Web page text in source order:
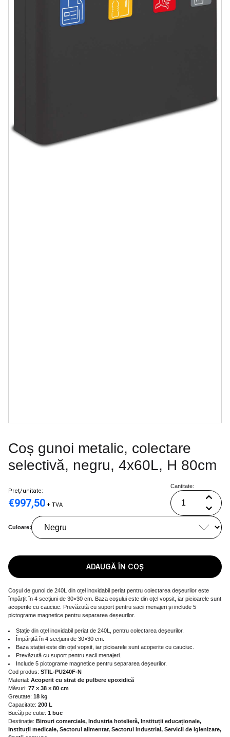
Coș gunoi metalic, colectare
selectivă, negru, 4x60L, H 80cm
Preț/unitate:
€997,50 + TVA
Cantitate:
Culoare:
ADAUGĂ ÎN COȘ
Coșul de gunoi de 240L din oțel inoxidabil periat pentru colectarea deșeurilor este
împărțit în 4 secțiuni de 30×30 cm. Baza coșului este din oțel vopsit, iar picioarele sunt
acoperite cu cauciuc. Prevăzută cu suport pentru sacii menajeri și include 5
pictograme magnetice pentru separarea deșeurilor.
Stație din oțel inoxidabil periat de 240L, pentru colectarea deșeurilor.
Împărțită în 4 secțiuni de 30×30 cm.
Baza stației este din oțel vopsit, iar picioarele sunt acoperite cu cauciuc.
Prevăzută cu suport pentru sacii menajeri.
Include 5 pictograme magnetice pentru separarea deșeurilor.
Cod produs: STIL-PU240F-N
Material: Acoperit cu strat de pulbere epoxidică
Măsuri: 77 × 38 × 80 cm
Greutate: 18 kg
Capacitate: 200 L
Bucăți pe cutie: 1 buc
Destinație: Birouri comerciale, Industria hotelieră, Instituții educaționale,
Instituții medicale, Sectorul alimentar, Sectorul industrial, Servicii de igienizare,